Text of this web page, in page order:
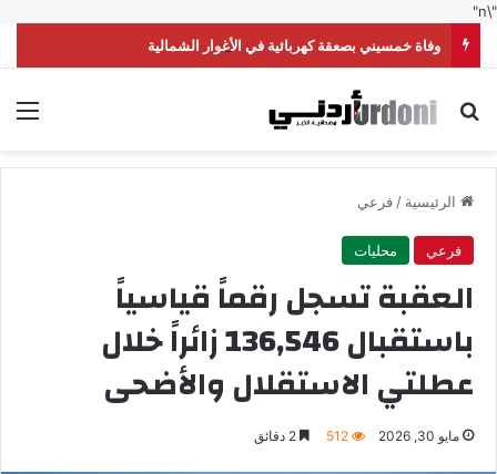
"\n"
وفاة خمسيني بصعقة كهربائية في الأغوار الشمالية
بحث عن
الرئيسية /فرعي
فرعي محليات
العقبة تسجل رقماً قياسياً
باستقبال 136,546 زائراً خلال
عطلتي الاستقلال والأضحى
مايو 30, 2026 512